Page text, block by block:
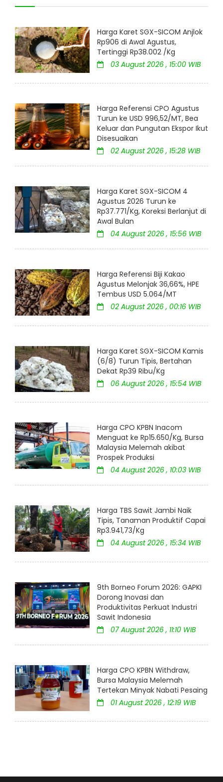
Harga Karet SGX-SICOM Anjlok
Rp906 di Awal Agustus,
Tertinggi Rp38.002 /Kg
03 August 2026 , 15:00 WIB
Harga Referensi CPO Agustus
Turun ke USD 996,52/MT, Bea
Keluar dan Pungutan Ekspor Ikut
Disesuaikan
02 August 2026 , 15:28 WIB
Harga Karet SGX-SICOM 4
Agustus 2026 Turun ke
Rp37.771/Kg, Koreksi Berlanjut di
Awal Bulan
04 August 2026 , 15:56 WIB
Harga Referensi Biji Kakao
Agustus Melonjak 36,66%, HPE
Tembus USD 5.064/MT
02 August 2026 , 00:16 WIB
Harga Karet SGX-SICOM Kamis
(6/8) Turun Tipis, Bertahan
Dekat Rp39 Ribu/Kg
06 August 2026 , 15:54 WIB
Harga CPO KPBN Inacom
Menguat ke Rp15.650/Kg, Bursa
Malaysia Melemah akibat
Prospek Produksi
04 August 2026 , 10:03 WIB
Harga TBS Sawit Jambi Naik
Tipis, Tanaman Produktif Capai
Rp3.941,73/Kg
04 August 2026 , 15:34 WIB
9th Borneo Forum 2026: GAPKI
Dorong Inovasi dan
Produktivitas Perkuat Industri
Sawit Indonesia
07 August 2026 , 11:10 WIB
Harga CPO KPBN Withdraw,
Bursa Malaysia Melemah
Tertekan Minyak Nabati Pesaing
01 August 2026 , 12:19 WIB